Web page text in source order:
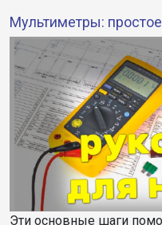
Мультиметры:
Эти основные шаги